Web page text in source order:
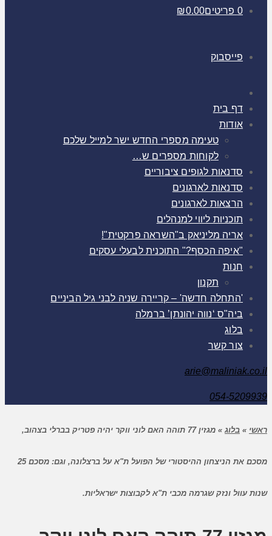
0 פריטים ₪0.00
פייסבוק
דף בית
אודות
טעימה מספרי החדש ישר למייל שלכם
לקוחות מספרים ש…
סדנאות לגופים ציבוריים
סדנאות לארגונים
הרצאות לארגונים
תוכניות ליווי למנהלים
אריה מליניאק ב"השראה פרקטית"!
"איפה הכסף?" התוכנית לבעלי עסקים
חנות
תקנון
'התחלה חדשה' – קריירה שניה לבני גיל הביניים
ביה"ס ‘נווה יהונתן’ ברמלה
בלוג
צור קשר
arie@maliniak.co.il
054-5209939
ראשי » בלוג » מגזין 77 תוהה האם לוני ווקר יהיה פטריק בברלי בצהוב,
מסכם את הניצחון ההיסטורי של הפועל ת"א על ברצלונה, וגם: מסכם 25
שנות עוול ונזק שגרמה מכבי ת"א לקבוצות ישראליות.